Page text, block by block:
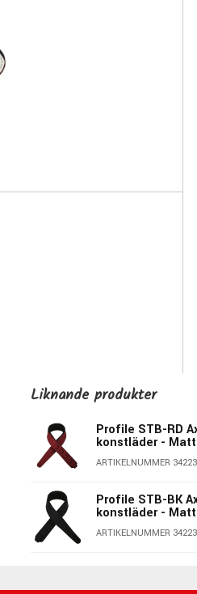
Liknande produkter
Profile STB-RD
konstläder -
ARTIKELNUMMER
Profile STB-BK
konstläder -
ARTIKELNUMMER